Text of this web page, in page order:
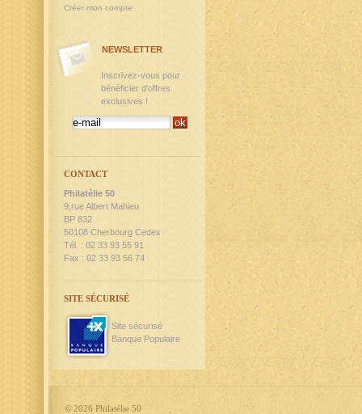
Créer mon compte
NEWSLETTER
Inscrivez-vous pour
bénéficier d'offres
exclusives !
CONTACT
Philatélie 50
9,rue Albert Mahieu
BP 832
50108 Cherbourg Cedex
Tél. : 02 33 93 55 91
Fax : 02 33 93 56 74
SITE SÉCURISÉ
Site sécurisé
Banque Populaire
© 2026 Philatélie 50